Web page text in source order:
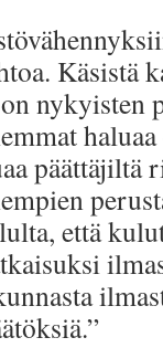
Käsistä
nykyisten
päättäjiltä
että